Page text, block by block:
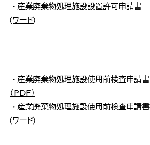
・ 産業廃棄物処理施設設置許可申請書
(ワード)
・ 産業廃棄物処理施設使用前検査申請書
（ＰＤＦ）
・ 産業廃棄物処理施設使用前検査申請書
(ワード)